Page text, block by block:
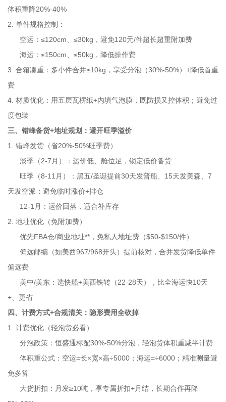
体积重降20%-40%
2. 单件规格控制：
空运：≤120cm、≤30kg，避免120元/件超长超重附加费
海运：≤150cm、≤50kg，降低操作费
3. 合箱凑重：多小件合并≥10kg，享受分泡（30%-50%）+降低首重
费
4. 材质优化：用五层瓦楞纸+内填气泡膜，既防损又控体积；避免过
度包装
三、错峰备货+地址规划：避开旺季溢价
1. 错峰发货（省20%-50%旺季费）
淡季（2-7月）：运价低、舱位足，锁定低价备货
旺季（8-11月）：黑五/圣诞提前30天发普船、15天发美森、7
天发空派；避免临时涨价+排仓
12-1月：运价回落，适合补库存
2. 地址优化（免附加费）
优先FBA仓/商业地址**，免私人地址费（$50-$150/件）
偏远邮编（如美西967/968开头）提前核对，合并发货降低单件
偏远费
美中/美东：选快船+美西铁转（22-28天），比全海运快10天
+、更省
四、计费方式+合规清关：隐形费用全砍掉
1. 计费优化（轻泡货必看）
分泡政策：恒盛通标配30%-50%分泡，轻泡货体积重减半计费
体积重公式：空运=长×宽×高÷5000；海运=÷6000；精准测量避
免多算
大货折扣：月发≥10吨，享专属折扣+月结，长期合作再降